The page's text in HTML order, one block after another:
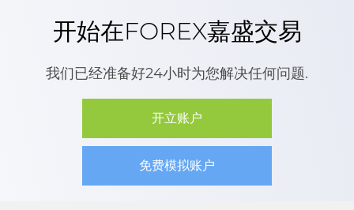
开始在FOREX嘉盛交易
我们已经准备好24小时为您解决任何问题.
开立账户
免费模拟账户